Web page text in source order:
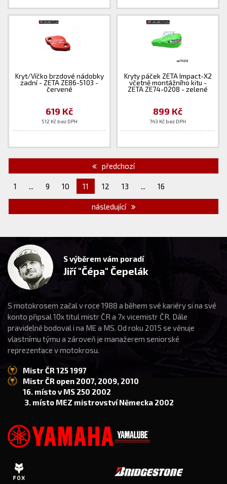
Kryt/Víčko brzdové nádobky
zadní - ZETA ZE86-5103 -
červené
619 Kč
512 Kč bez DPH
Kryty páček ZETA Impact-X2
včetně montážního kitu -
ZETA ZE74-0208 - zelené
899 Kč
743 Kč bez DPH
předchozí
1 ... 9 10 11 12 13 ... 16
následující
S výběrem vám poradí
Jiří "Čépa" Čepelák
S motokrosem začal v roce 1988 a během své kariéry si na své
konto připsal 10x titul mistr ČR a 7x vicemistr ČR. Dále
pravidelně bodoval i na ME a MS. Od roku 2015 se věnuje
vlastnímu týmu a zároveň je manažerem seniorské
reprezentace v motokrosu.
Mistr ČR 125 1997
Mistr ČR open 2007, 2009, 2010
16. místo v MS 250 2002
3. místo MEZ mistrovství Německa 2002